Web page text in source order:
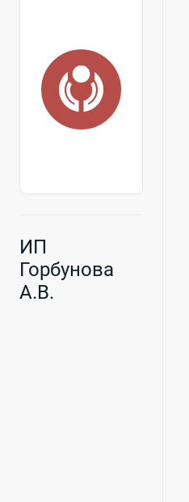
Установки ЧПУ;
Сварочные...
ИП
Горбунова
А.В.